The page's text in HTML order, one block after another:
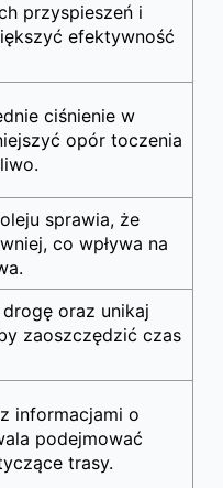
przyspieszeń i
efektywność
ciśnienie w
opór toczenia
sprawia, że
co wpływa na
oraz unikaj
zaoszczędzić czas
informacjami o
podejmować
trasy.